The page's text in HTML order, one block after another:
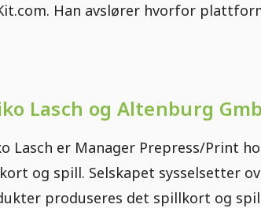
Han avslører hvorfor
Lasch og Altenburg
Lasch er Manager Prepress/Print
og spill. Selskapet sysselsetter
produseres det spillkort og